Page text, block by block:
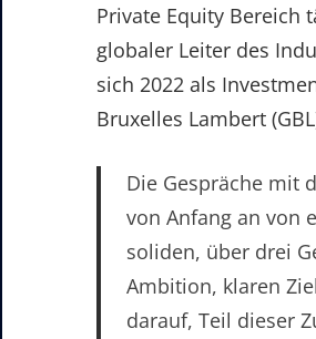
Private Equity Bereich
globaler Leiter des
sich 2022 als
Bruxelles Lambert
Die Gespräche mit
von Anfang an von
soliden, über drei
Ambition, klaren
darauf, Teil dieser